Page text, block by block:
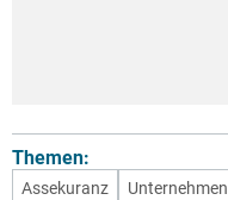
Themen:
Assekuranz Unternehmen